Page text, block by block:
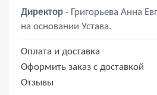
Директор - Григорьева Анна
на основании Устава.
Оплата и доставка
Оформить заказ с доставкой
Отзывы